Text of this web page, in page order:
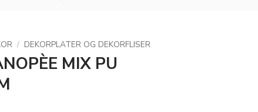
/ DEKORPLATER OG DEKORFLISER
MIX PU